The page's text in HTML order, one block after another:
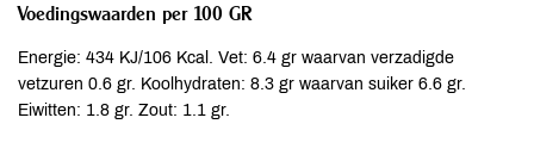
Voedingswaarden per 100 GR
Energie: 434 KJ/106 Kcal. Vet: 6.4 gr waarvan verzadigde
vetzuren 0.6 gr. Koolhydraten: 8.3 gr waarvan suiker 6.6 gr.
Eiwitten: 1.8 gr. Zout: 1.1 gr.